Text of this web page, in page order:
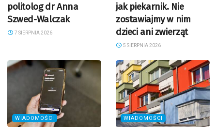
politolog dr Anna
Szwed-Walczak
7 SIERPNIA 2026
jak piekarnik. Nie
zostawiajmy w nim
dzieci ani zwierząt
5 SIERPNIA 2026
WIADOMOŚCI WIADOMOŚCI